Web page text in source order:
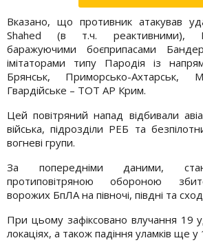
Вказано, що противник атакував
Shahed (в т.ч. реактивними),
баражуючими боєприпасами
імітаторами типу Пародія із
Брянськ, Приморсько-
Гвардійське – ТОТ АР Крим.
Цей повітряний напад відбивали
війська, підрозділи РЕБ та
вогневі групи.
За попередніми даними,
протиповітряною обороною
ворожих БпЛА на півночі, півдні та
При цьому зафіксовано влучання 19
локаціях, а також падіння уламків ще у